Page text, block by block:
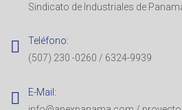
Sindicato de Industriales de
Teléfono:
(507) 230 -0260 / 6324-9939
E-Mail: